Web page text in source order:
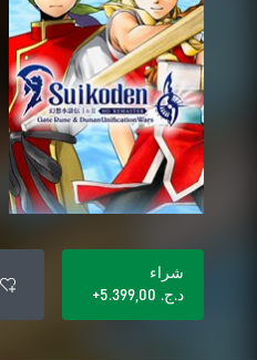
شراء
د.ج.‏ 5.399,00+